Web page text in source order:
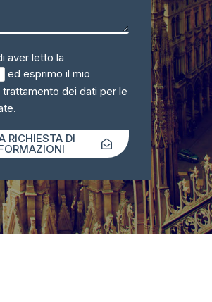
aver letto la
ed esprimo il mio
dei dati per le
RICHIESTA DI